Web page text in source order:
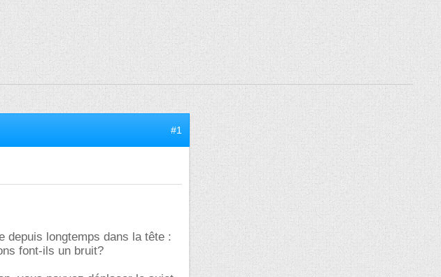
#1
depuis longtemps dans la tête :
font-ils un bruit?